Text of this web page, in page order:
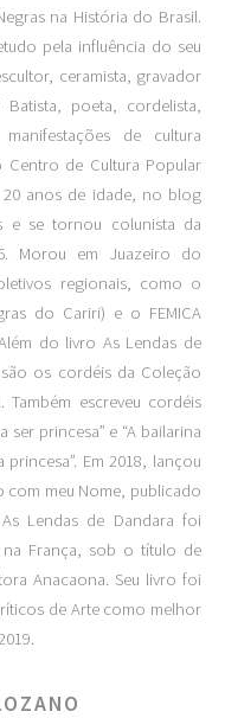
na História do Brasil.
pela influência do seu
ceramista, gravador
poeta, cordelista,
de cultura
de Cultura Popular
20 anos de idade, no blog
e se tornou colunista da
Morou em Juazeiro do
regionais, como o
do Cariri) e o FEMICA
do livro As Lendas de
os cordéis da Coleção
escreveu cordéis
princesa” e “A bailarina
Em 2018, lançou
com meu Nome, publicado
Lendas de Dandara foi
França, sob o título de
Anacaona. Seu livro foi
de Arte como melhor